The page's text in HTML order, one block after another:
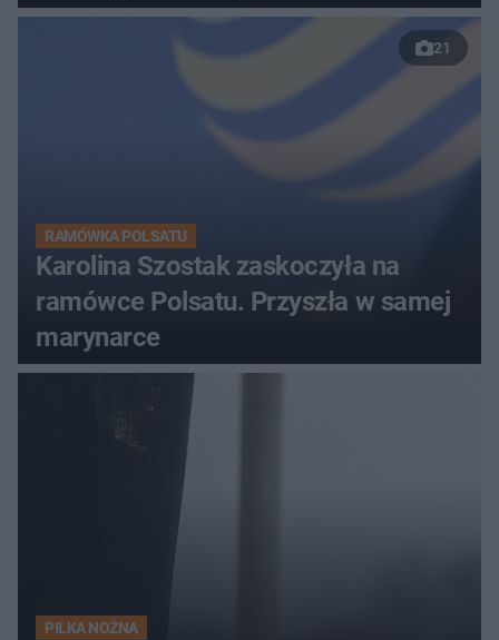
21
RAMÓWKA POLSATU
Karolina Szostak zaskoczyła na
ramówce Polsatu. Przyszła w samej
marynarce
PIŁKA NOŻNA